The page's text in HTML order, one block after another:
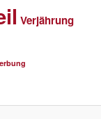
Verjährung